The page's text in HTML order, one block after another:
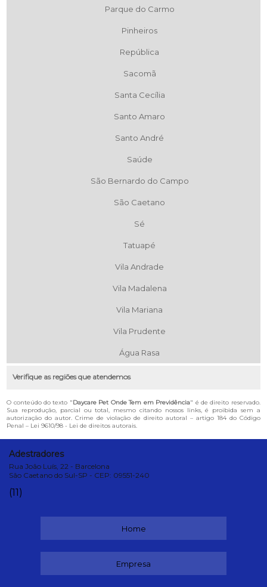
Parque do Carmo
Pinheiros
República
Sacomã
Santa Cecília
Santo Amaro
Santo André
Saúde
São Bernardo do Campo
São Caetano
Sé
Tatuapé
Vila Andrade
Vila Madalena
Vila Mariana
Vila Prudente
Água Rasa
Verifique as regiões que atendemos
O conteúdo do texto "Daycare Pet Onde Tem em Previdência" é de direito reservado.
Sua reprodução, parcial ou total, mesmo citando nossos links, é proibida sem a
autorização do autor. Crime de violação de direito autoral – artigo 184 do Código
Penal – Lei 9610/98 - Lei de direitos autorais.
Adestradores
Rua João Luís, 22 - Barcelona
São Caetano do Sul-SP - CEP: 09551-240
(11)
Home
Empresa